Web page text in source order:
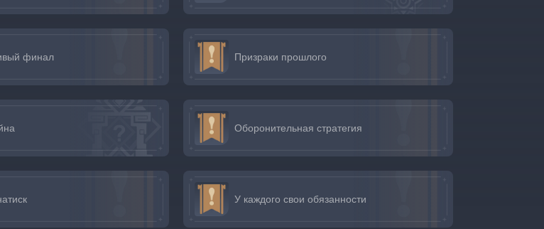
финал Призраки прошлого
Оборонительная стратегия
У каждого свои обязанности